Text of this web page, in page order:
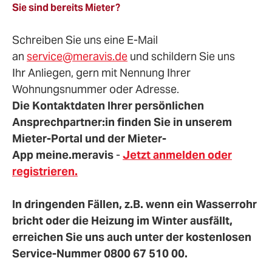
Sie sind bereits Mieter?
Schreiben Sie uns eine E-Mail
an service@meravis.de und schildern Sie uns
Ihr Anliegen, gern mit Nennung Ihrer
Wohnungsnummer oder Adresse.
Die Kontaktdaten Ihrer persönlichen
Ansprechpartner:in finden Sie in unserem
Mieter-Portal und der Mieter-
App meine.meravis-Jetzt anmelden oder
registrieren.
In dringenden Fällen, z.B. wenn ein Wasserrohr
bricht oder die Heizung im Winter ausfällt,
erreichen Sie uns auch unter der kostenlosen
Service-Nummer 0800 67 510 00.